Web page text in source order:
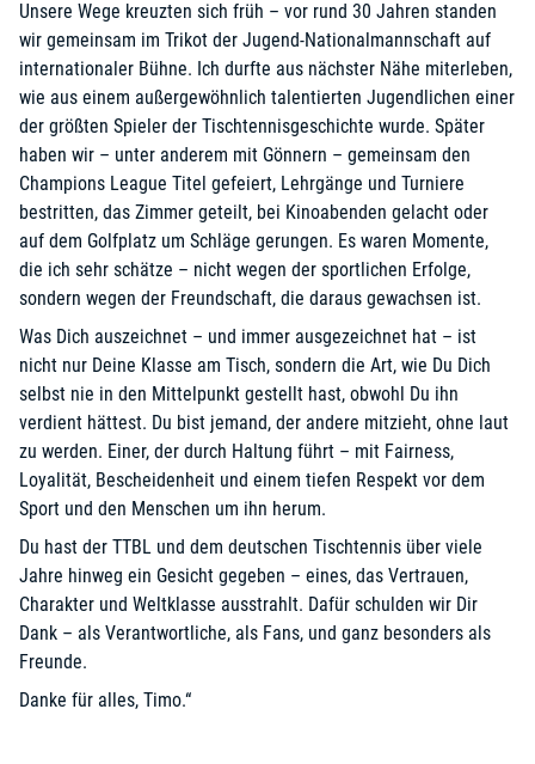
Unsere Wege kreuzten sich früh – vor rund 30 Jahren standen
wir gemeinsam im Trikot der Jugend-Nationalmannschaft auf
internationaler Bühne. Ich durfte aus nächster Nähe miterleben,
wie aus einem außergewöhnlich talentierten Jugendlichen einer
der größten Spieler der Tischtennisgeschichte wurde. Später
haben wir – unter anderem mit Gönnern – gemeinsam den
Champions League Titel gefeiert, Lehrgänge und Turniere
bestritten, das Zimmer geteilt, bei Kinoabenden gelacht oder
auf dem Golfplatz um Schläge gerungen. Es waren Momente,
die ich sehr schätze – nicht wegen der sportlichen Erfolge,
sondern wegen der Freundschaft, die daraus gewachsen ist.
Was Dich auszeichnet – und immer ausgezeichnet hat – ist
nicht nur Deine Klasse am Tisch, sondern die Art, wie Du Dich
selbst nie in den Mittelpunkt gestellt hast, obwohl Du ihn
verdient hättest. Du bist jemand, der andere mitzieht, ohne laut
zu werden. Einer, der durch Haltung führt – mit Fairness,
Loyalität, Bescheidenheit und einem tiefen Respekt vor dem
Sport und den Menschen um ihn herum.
Du hast der TTBL und dem deutschen Tischtennis über viele
Jahre hinweg ein Gesicht gegeben – eines, das Vertrauen,
Charakter und Weltklasse ausstrahlt. Dafür schulden wir Dir
Dank – als Verantwortliche, als Fans, und ganz besonders als
Freunde.
Danke für alles, Timo.“